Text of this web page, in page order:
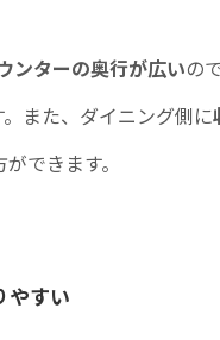
ンターの奥行が広いので
また、ダイニング側に
できます。
やすい